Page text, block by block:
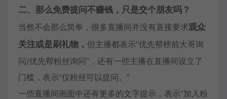
二、那么免费提问不赚钱，只是交个朋友吗？
当然不会那么简单，很多直播间并没有直接要求观众
关注或是刷礼物， 但主播都表示“优先帮榜前大哥询
问/优先帮粉丝询问”，还有一些主播在直播间设立了
门槛，表示“仅粉丝可以提问。”
一些直播间画面中还有更多的文字提示，表示“加入粉